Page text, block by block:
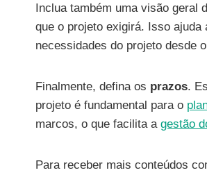
Inclua também uma visão geral
que o projeto exigirá. Isso
necessidades do projeto desde
Finalmente, defina os prazos.
projeto é fundamental para o
marcos, o que facilita a gestão
Para receber mais conteúdos